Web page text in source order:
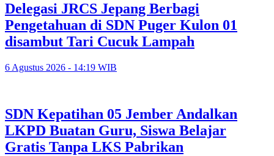
Delegasi JRCS Jepang Berbagi
Pengetahuan di SDN Puger Kulon 01
disambut Tari Cucuk Lampah
6 Agustus 2026 - 14:19 WIB
SDN Kepatihan 05 Jember Andalkan
LKPD Buatan Guru, Siswa Belajar
Gratis Tanpa LKS Pabrikan